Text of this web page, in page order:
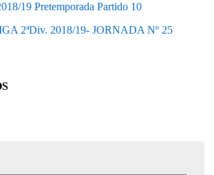
19 Pretemporada Partido 10
2ªDiv. 2018/19- JORNADA Nº 25